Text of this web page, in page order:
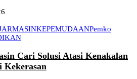
KEPEMUDAANPemko
Cari Solusi Atasi Kenakalan
Kekerasan